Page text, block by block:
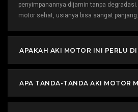
penyimpanannya dijamin tanpa
motor sehat, usianya bisa sangat panjang.
APAKAH AKI MOTOR INI PERLU
APA TANDA-TANDA AKI MOTOR